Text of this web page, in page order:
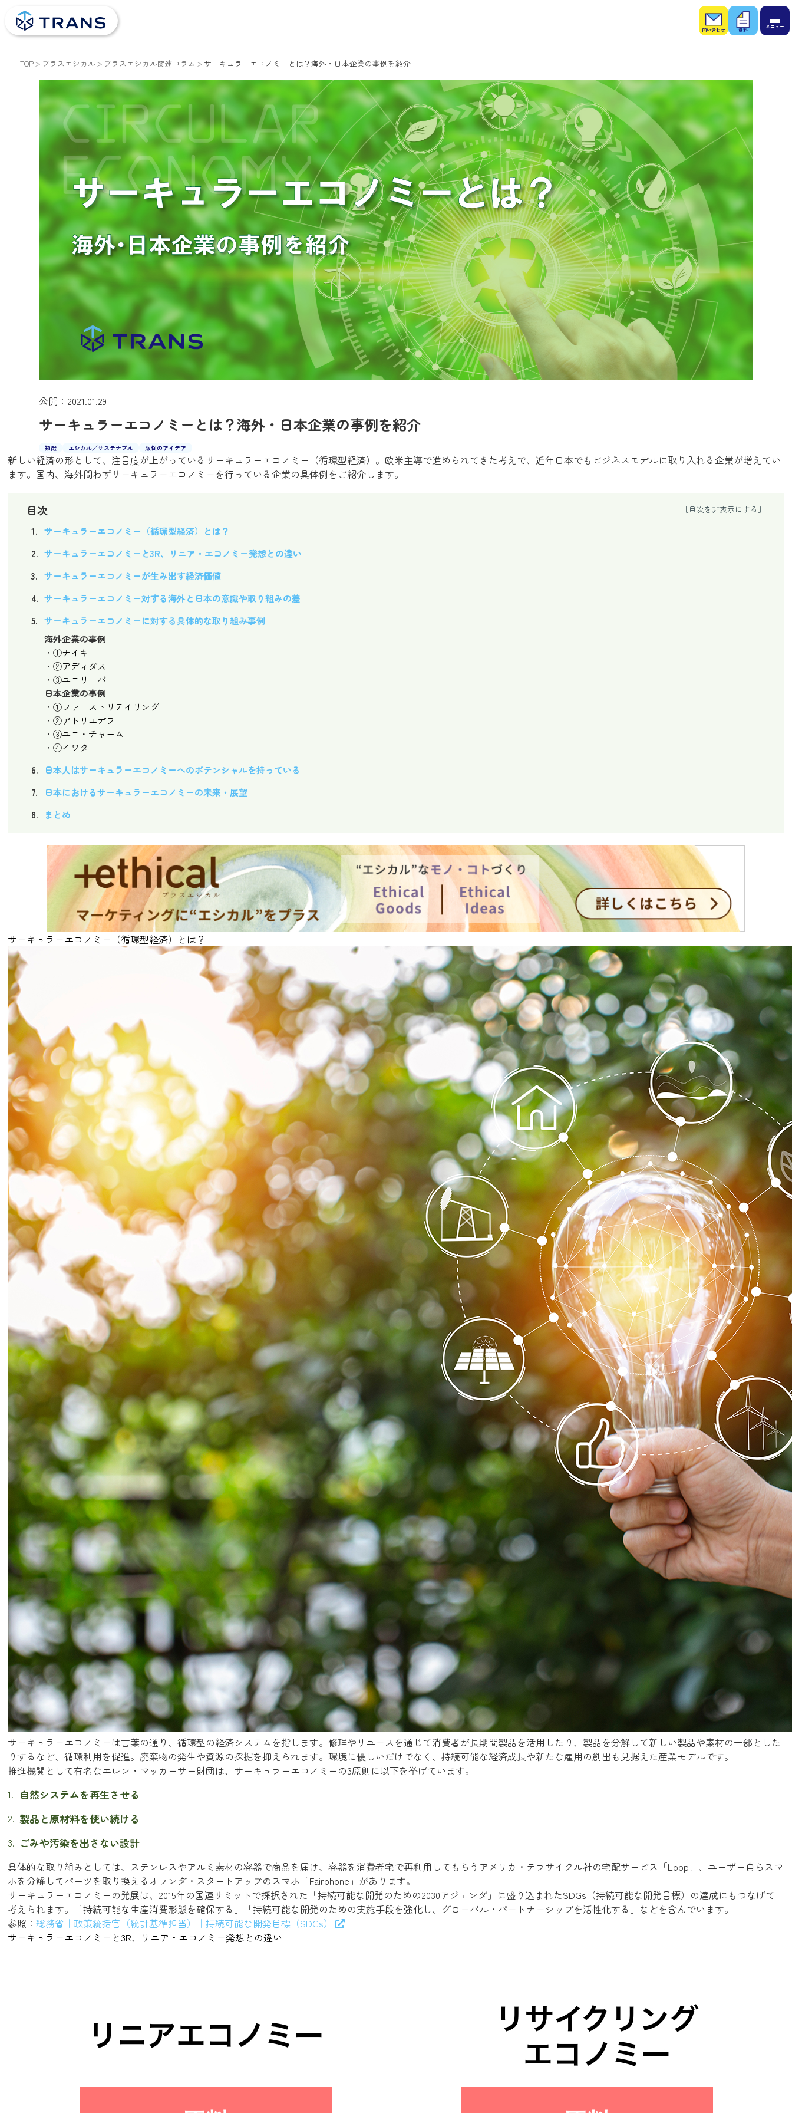
お問
い合
わせ
お役
立ち
資料
TOP プラスエシカル プラスエシカル関連コラム サーキュラーエコノミーとは？海外・日本企業の事例を紹介
公開：2021.01.29
サーキュラーエコノミーとは？海外・日本企業の事例を紹介
知識 エシカル／サステナブル 販促のアイデア
新しい経済の形として、注目度が上がっているサーキュラーエコノミー（循環型経済）。欧米主導で進められてきた考えで、近年日本でもビジネスモデルに取り入れる企業が増えてい
ます。国内、海外問わずサーキュラーエコノミーを行っている企業の具体例をご紹介します。
目次
サーキュラーエコノミー（循環型経済）とは？
サーキュラーエコノミーと3R、リニア・エコノミー発想との違い
サーキュラーエコノミーが生み出す経済価値
サーキュラーエコノミー対する海外と日本の意識や取り組みの差
サーキュラーエコノミーに対する具体的な取り組み事例
海外企業の事例
①ナイキ
②アディダス
③ユニリーバ
日本企業の事例
①ファーストリテイリング
②アトリエデフ
③ユニ・チャーム
④イワタ
日本人はサーキュラーエコノミーへのポテンシャルを持っている
日本におけるサーキュラーエコノミーの未来・展望
まとめ
サーキュラーエコノミー（循環型経済）とは？
サーキュラーエコノミーは言葉の通り、循環型の経済システムを指します。修理やリユースを通じて消費者が長期間製品を活用したり、製品を分解して新しい製品や素材の一部とした
りするなど、循環利用を促進。廃棄物の発生や資源の採掘を抑えられます。環境に優しいだけでなく、持続可能な経済成長や新たな雇用の創出も見据えた産業モデルです。
推進機関として有名なエレン・マッカーサー財団は、サーキュラーエコノミーの3原則に以下を挙げています。
自然システムを再生させる
製品と原材料を使い続ける
ごみや汚染を出さない設計
具体的な取り組みとしては、ステンレスやアルミ素材の容器で商品を届け、容器を消費者宅で再利用してもらうアメリカ・テラサイクル社の宅配サービス「Loop」、ユーザー自らスマ
ホを分解してパーツを取り換えるオランダ・スタートアップのスマホ「Fairphone」があります。
サーキュラーエコノミーの発展は、2015年の国連サミットで採択された「持続可能な開発のための2030アジェンダ」に盛り込まれたSDGs（持続可能な開発目標）の達成にもつなげて
考えられます。「持続可能な生産消費形態を確保する」「持続可能な開発のための実施手段を強化し、グローバル・パートナーシップを活性化する」などを含んでいます。
参照：総務省｜政策統括官（統計基準担当）｜持続可能な開発目標（SDGs）
サーキュラーエコノミーと3R、リニア・エコノミー発想との違い